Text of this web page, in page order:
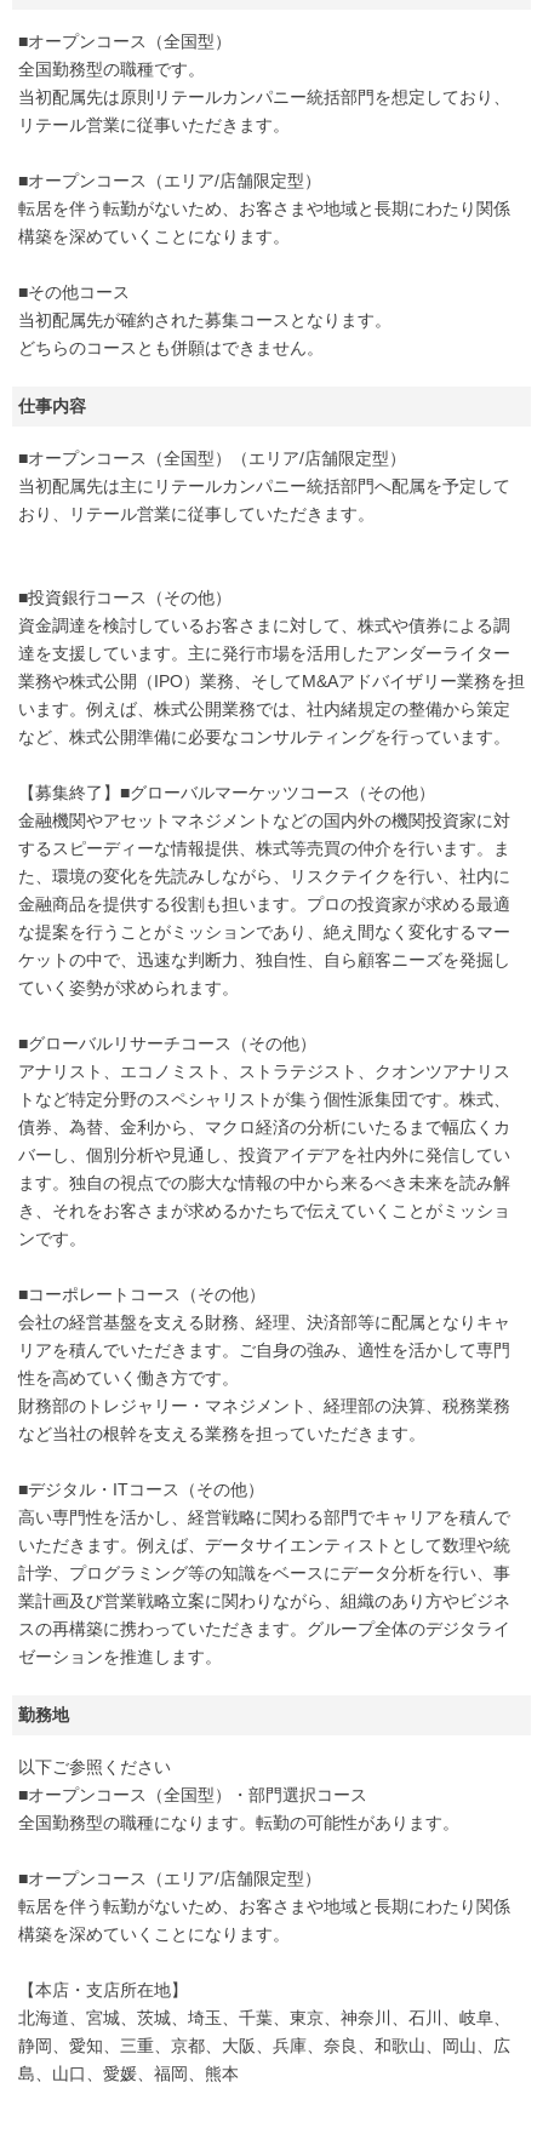
■オープンコース（全国型）
全国勤務型の職種です。
当初配属先は原則リテールカンパニー統括部門を想定しており、
リテール営業に従事いただきます。
■オープンコース（エリア/店舗限定型）
転居を伴う転勤がないため、お客さまや地域と長期にわたり関係
構築を深めていくことになります。
■その他コース
当初配属先が確約された募集コースとなります。
どちらのコースとも併願はできません。
仕事内容
■オープンコース（全国型）（エリア/店舗限定型）
当初配属先は主にリテールカンパニー統括部門へ配属を予定して
おり、リテール営業に従事していただきます。
■投資銀行コース（その他）
資金調達を検討しているお客さまに対して、株式や債券による調
達を支援しています。主に発行市場を活用したアンダーライター
業務や株式公開（IPO）業務、そしてM&Aアドバイザリー業務を担
います。例えば、株式公開業務では、社内緒規定の整備から策定
など、株式公開準備に必要なコンサルティングを行っています。
【募集終了】■グローバルマーケッツコース（その他）
金融機関やアセットマネジメントなどの国内外の機関投資家に対
するスピーディーな情報提供、株式等売買の仲介を行います。ま
た、環境の変化を先読みしながら、リスクテイクを行い、社内に
金融商品を提供する役割も担います。プロの投資家が求める最適
な提案を行うことがミッションであり、絶え間なく変化するマー
ケットの中で、迅速な判断力、独自性、自ら顧客ニーズを発掘し
ていく姿勢が求められます。
■グローバルリサーチコース（その他）
アナリスト、エコノミスト、ストラテジスト、クオンツアナリス
トなど特定分野のスペシャリストが集う個性派集団です。株式、
債券、為替、金利から、マクロ経済の分析にいたるまで幅広くカ
バーし、個別分析や見通し、投資アイデアを社内外に発信してい
ます。独自の視点での膨大な情報の中から来るべき未来を読み解
き、それをお客さまが求めるかたちで伝えていくことがミッショ
ンです。
■コーポレートコース（その他）
会社の経営基盤を支える財務、経理、決済部等に配属となりキャ
リアを積んでいただきます。ご自身の強み、適性を活かして専門
性を高めていく働き方です。
財務部のトレジャリー・マネジメント、経理部の決算、税務業務
など当社の根幹を支える業務を担っていただきます。
■デジタル・ITコース（その他）
高い専門性を活かし、経営戦略に関わる部門でキャリアを積んで
いただきます。例えば、データサイエンティストとして数理や統
計学、プログラミング等の知識をベースにデータ分析を行い、事
業計画及び営業戦略立案に関わりながら、組織のあり方やビジネ
スの再構築に携わっていただきます。グループ全体のデジタライ
ゼーションを推進します。
勤務地
以下ご参照ください
■オープンコース（全国型）・部門選択コース
全国勤務型の職種になります。転勤の可能性があります。
■オープンコース（エリア/店舗限定型）
転居を伴う転勤がないため、お客さまや地域と長期にわたり関係
構築を深めていくことになります。
【本店・支店所在地】
北海道、宮城、茨城、埼玉、千葉、東京、神奈川、石川、岐阜、
静岡、愛知、三重、京都、大阪、兵庫、奈良、和歌山、岡山、広
島、山口、愛媛、福岡、熊本